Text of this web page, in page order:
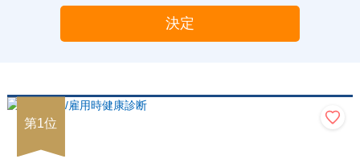
決定
第1位